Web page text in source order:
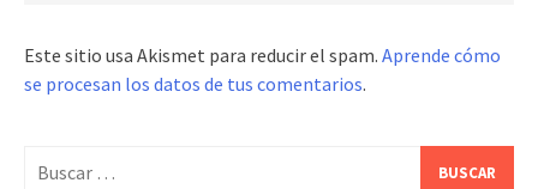
Este sitio usa Akismet para reducir el spam. Aprende cómo
se procesan los datos de tus comentarios.